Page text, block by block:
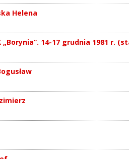
Helena
„Borynia”. 14-17 grudnia 1981 r.